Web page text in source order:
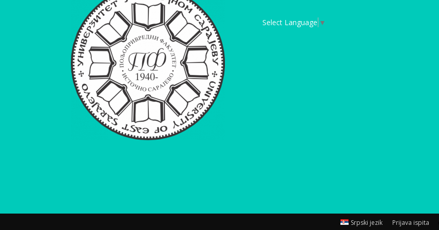
Select Language ▼
Srpski jezik Prijava ispita